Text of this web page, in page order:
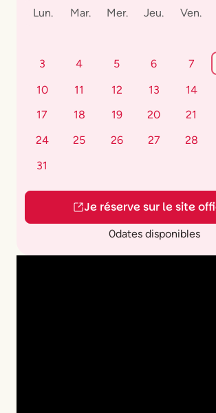
Lun. Mar. Mer. Jeu. Ven.
3
4 5 6 7
10
11 12 13 14
17
18 19 20 21
24
25 26 27 28
31
Je réserve sur le site
0dates disponibles